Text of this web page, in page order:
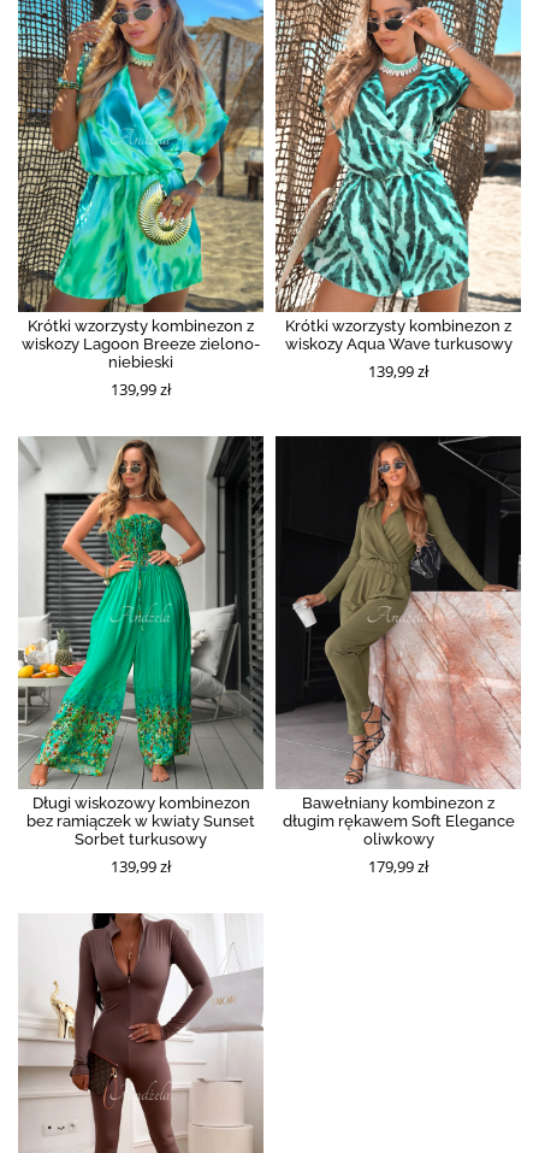
Krótki wzorzysty kombinezon z
wiskozy Lagoon Breeze zielono-
niebieski
139,99 zł
Krótki wzorzysty kombinezon z
wiskozy Aqua Wave turkusowy
139,99 zł
Długi wiskozowy kombinezon
bez ramiączek w kwiaty Sunset
Sorbet turkusowy
139,99 zł
Bawełniany kombinezon z
długim rękawem Soft Elegance
oliwkowy
179,99 zł